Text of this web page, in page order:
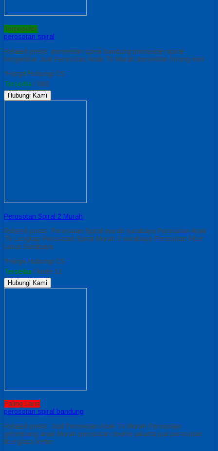
Terpopuler
perosotan spiral
Related posts: perosotan spiral bandung perosotan spiral
bergambar Jual Perosotan Anak Tk Murah perosotan lorong mini
*Harga Hubungi CS
Tersedia / 088
Hubungi Kami
Perosotan Spiral 2 Murah
Related posts: Perosotan Spiral murah surabaya Perosotan Anak
Tk Lengkap Perosotan Spiral Murah 2 surabaya Perosotan Fiber
Lurus Surabaya
*Harga Hubungi CS
Tersedia / kode 12
Hubungi Kami
Paling Laris
perosotan spiral bandung
Related posts: Jual Perosotan Anak Tk Murah Perosotan
gelombang anak Murah perosotan double jakarta jual perosotan
fiberglass kediri